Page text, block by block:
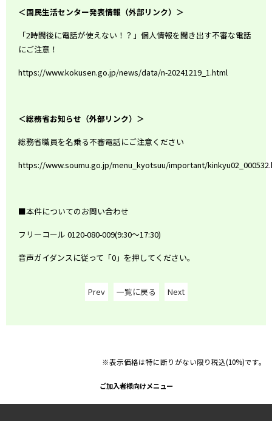
＜国民生活センター発表情報（外部リンク）＞
「2時間後に電話が使えない！？」個人情報を聞き出す不審な電話
にご注意！
https://www.kokusen.go.jp/news/data/n-20241219_1.html
＜総務省お知らせ（外部リンク）＞
総務省職員を名乗る不審電話にご注意ください
https://www.soumu.go.jp/menu_kyotsuu/important/
■本件についてのお問い合わせ
フリーコール 0120-080-009(9:30～17:30)
音声ガイダンスに従って「0 」を押してください。
Prev 一覧に戻る Next
※表示価格は特に断りがない限り税込(10%)です。
ご加入者様向けメニュー